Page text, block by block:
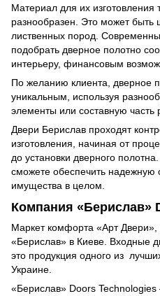
Материал для их изготовления
разнообразен. Это может быть
лиственных пород.
подобрать дверное полотно
интерьеру, финансовым
По желанию клиента, дверное
уникальным, используя
элементы или составную часть
Двери Берислав проходят
изготовления, начиная от
до установки дверного
сможете обеспечить надежную
имущества в целом.
Компания «Берислав»
Маркет комфорта «Арт Двери»,
«Берислав» в Киеве. Входные
это продукция одного из
Украине.
«Берислав» Doors